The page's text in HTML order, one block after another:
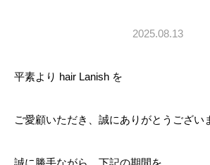
2025.08.13
平素より hair Lanish を
ご愛顧いただき、誠にありがとうござい
誠に勝手ながら、下記の期間を